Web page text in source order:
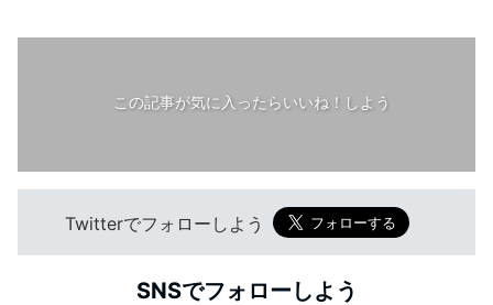
この記事が気に入ったらいいね！しよう
Twitterでフォローしよう
SNSでフォローしよう